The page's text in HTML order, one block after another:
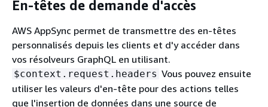
En-têtes de demande d'accès
AWS AppSync permet de transmettre des en-têtes
personnalisés depuis les clients et d'y accéder dans
vos résolveurs GraphQL en utilisant.
$context.request.headers Vous pouvez ensuite
utiliser les valeurs d'en-tête pour des actions telles
que l'insertion de données dans une source de